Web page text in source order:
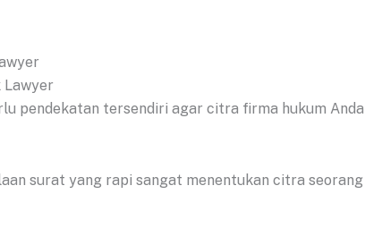
pendekatan tersendiri agar citra firma hukum Anda
surat yang rapi sangat menentukan citra seorang